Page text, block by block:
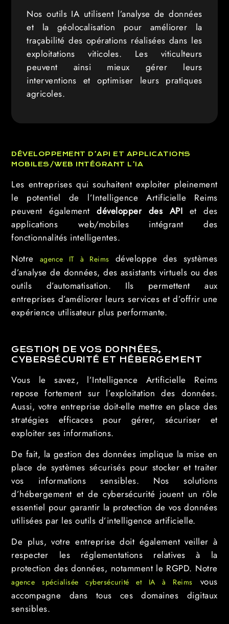
Nos outils IA utilisent l’analyse de données
et la géolocalisation pour améliorer la
traçabilité des opérations réalisées dans les
exploitations viticoles. Les viticulteurs
peuvent ainsi mieux gérer leurs
interventions et optimiser leurs pratiques
agricoles.
DÉVELOPPEMENT D’API ET APPLICATIONS
MOBILES/WEB INTÉGRANT L’IA
Les entreprises qui souhaitent exploiter pleinement
le potentiel de l’Intelligence Artificielle Reims
peuvent égalementdévelopper des API et des
applications web/mobiles intégrant des
fonctionnalités intelligentes.
Notre
agence IT à Reims
développe des systèmes
d’analyse de données, des assistants virtuels ou des
outils d’automatisation. Ils permettent aux
entreprises d’améliorer leurs services et d’offrir une
expérience utilisateur plus performante.
GESTION DE VOS DONNÉES,
CYBERSÉCURITÉ ET HÉBERGEMENT
Vous le savez, l’Intelligence Artificielle Reims
repose fortement sur l’exploitation des données.
Aussi, votre entreprise doit-elle mettre en place des
stratégies efficaces pour gérer, sécuriser et
exploiter ses informations.
De fait, la gestion des données implique la mise en
place de systèmes sécurisés pour stocker et traiter
vos informations sensibles. Nos solutions
d’hébergement et de cybersécurité jouent un rôle
essentiel pour garantir la protection de vos données
utilisées par les outils d’intelligence artificielle.
De plus, votre entreprise doit également veiller à
respecter les réglementations relatives à la
protection des données, notamment le RGPD. Notre
agence spécialisée cybersécurité et IA à Reims
vous
accompagne dans tous ces domaines digitaux
sensibles.